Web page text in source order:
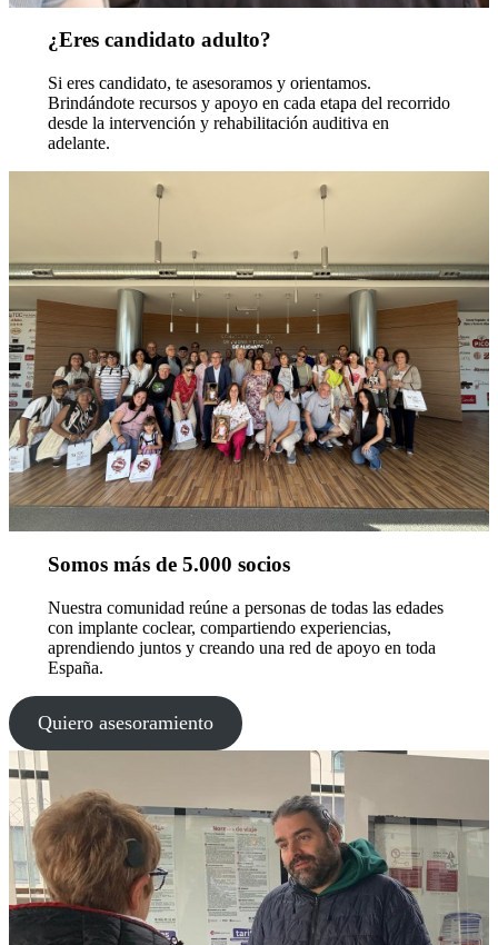
¿Eres candidato adulto?
Si eres candidato, te asesoramos y orientamos.
Brindándote recursos y apoyo en cada etapa del recorrido
desde la intervención y rehabilitación auditiva en
adelante.
Somos más de 5.000 socios
Nuestra comunidad reúne a personas de todas las edades
con implante coclear, compartiendo experiencias,
aprendiendo juntos y creando una red de apoyo en toda
España.
Quiero asesoramiento